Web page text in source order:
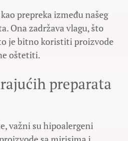
prepreka između našeg
Ona zadržava vlagu, što
je bitno koristiti proizvode
oštetiti.
preparata
važni su hipoalergeni